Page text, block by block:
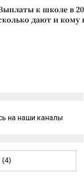
к школе в
дают и
на наши каналы
(4)